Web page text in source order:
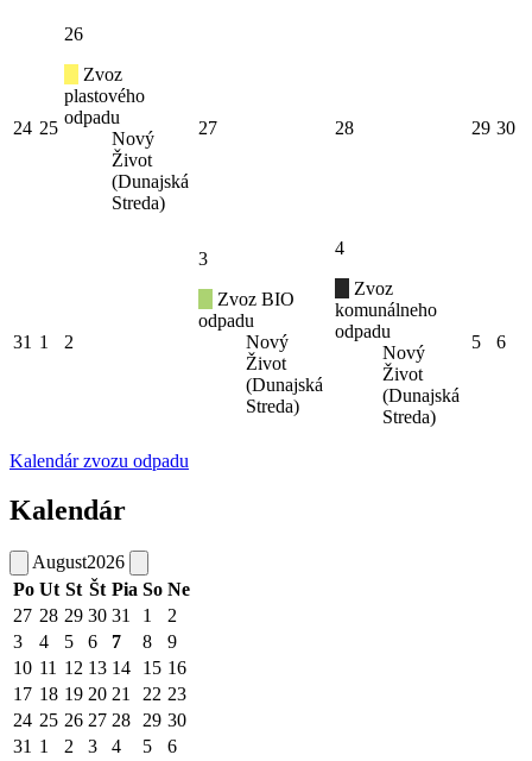
24 25
26
Zvoz
plastového
odpadu
Nový
Život
(Dunajská
Streda)
27 28 29 30
31 1 2
3
Zvoz BIO
odpadu
Nový
Život
(Dunajská
Streda)
4
Zvoz
komunálneho
odpadu
Nový
Život
(Dunajská
Streda)
5 6
Kalendár zvozu odpadu
Kalendár
August2026
Po Ut St Št Pia So Ne
27 28 29 30 31 1
2
3
4 5 6 7 8
9
10 11 12 13 14 15 16
17 18 19 20 21 22 23
24 25 26 27 28 29 30
31 1 2 3 4 5 6